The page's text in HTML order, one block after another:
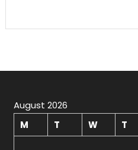
August 2026
M
T W T